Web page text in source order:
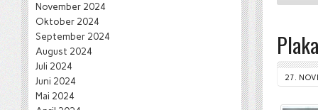
27.
November 2024
Oktober 2024
September 2024
August 2024
Juli 2024
Juni 2024
Mai 2024